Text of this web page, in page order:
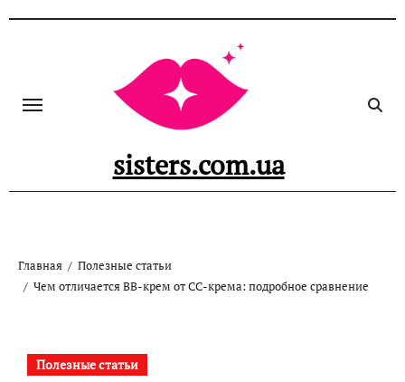
sisters.com.ua
Главная
Полезные статьи
Чем отличается BB-крем от CC-крема: подробное сравнение
Полезные статьи